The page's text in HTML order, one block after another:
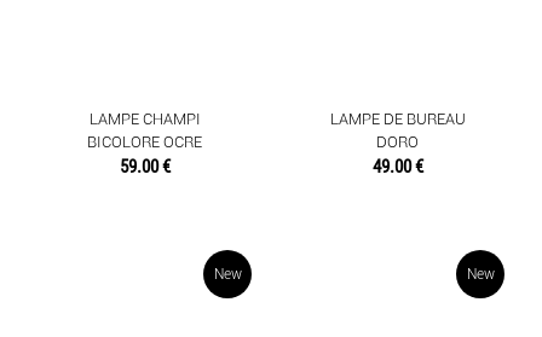
LAMPE CHAMPI
BICOLORE OCRE
59.00 €
LAMPE DE BUREAU
DORO
49.00 €
New New